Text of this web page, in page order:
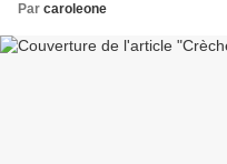
Par caroleone